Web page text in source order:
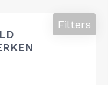
Filters